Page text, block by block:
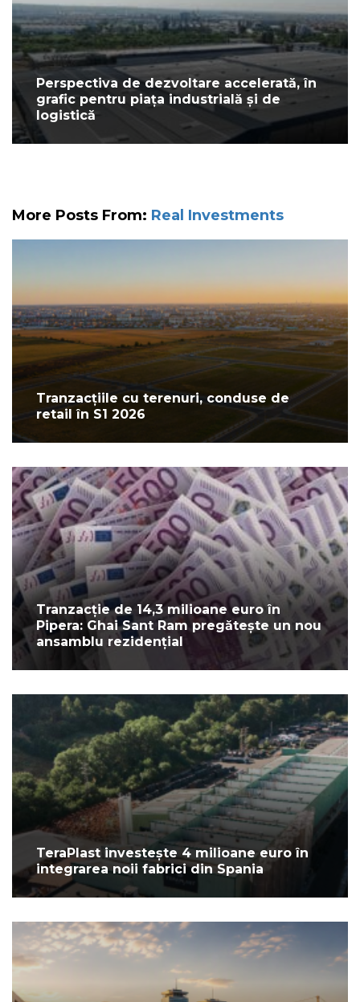
Perspectiva de dezvoltare accelerată, în
grafic pentru piața industrială și de
logistică
More Posts From: Real Investments
Tranzacțiile cu terenuri, conduse de
retail în S1 2026
Tranzacție de 14,3 milioane euro în
Pipera: Ghai Sant Ram pregătește un nou
ansamblu rezidențial
TeraPlast investește 4 milioane euro în
integrarea noii fabrici din Spania